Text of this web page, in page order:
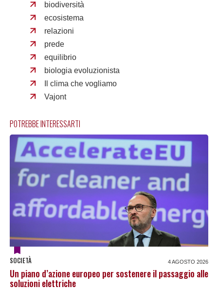
biodiversità
ecosistema
relazioni
prede
equilibrio
biologia evoluzionista
Il clima che vogliamo
Vajont
POTREBBE INTERESSARTI
SOCIETÀ 4 AGOSTO 2026
Un piano d’azione europeo per sostenere il passaggio alle
soluzioni elettriche